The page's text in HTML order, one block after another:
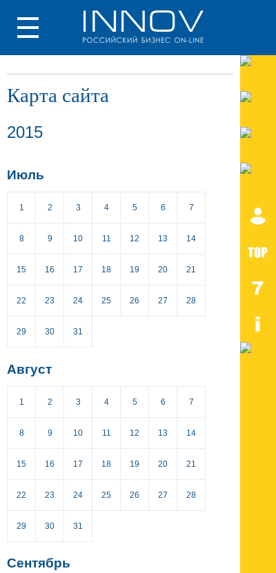
Карта сайта
2015
Июль
1 2 3 4 5 6 7
8 9 10 11 12 13 14
15 16 17 18 19 20 21
22 23 24 25 26 27 28
29 30 31
Август
1 2 3 4 5 6 7
8 9 10 11 12 13 14
15 16 17 18 19 20 21
22 23 24 25 26 27 28
29 30 31
Сентябрь